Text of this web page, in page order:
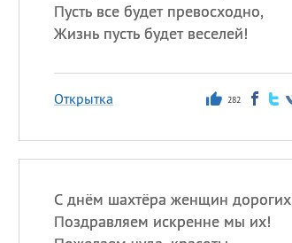
Пусть все будет превосходно,
Жизнь пусть будет веселей!
Открытка 282
С днём шахтёра женщин дорогих
Поздравляем искренне мы их!